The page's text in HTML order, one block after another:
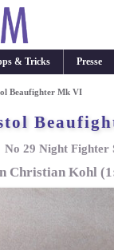
& Tricks Presse
Beaufighter Mk VI
No 29 Night Fighter
Christian Kohl